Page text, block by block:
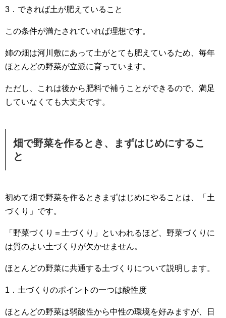
3．できれば土が肥えていること
この条件が満たされていれば理想です。
姉の畑は河川敷にあって土がとても肥えているため、毎年
ほとんどの野菜が立派に育っています。
ただし、これは後から肥料で補うことができるので、満足
していなくても大丈夫です。
畑で野菜を作るとき、まずはじめにするこ
と
初めて畑で野菜を作るときまずはじめにやることは、「土
づくり」です。
「野菜づくり＝土づくり」といわれるほど、野菜づくりに
は質のよい土づくりが欠かせません。
ほとんどの野菜に共通する土づくりについて説明します。
1．土づくりのポイントの一つは酸性度
ほとんどの野菜は弱酸性から中性の環境を好みますが、日